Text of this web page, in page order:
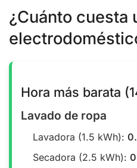
¿Cuánto cuesta
Hora más barata
Lavado de ropa
Lavadora (1.5 kWh):
Secadora (2.5 kWh):